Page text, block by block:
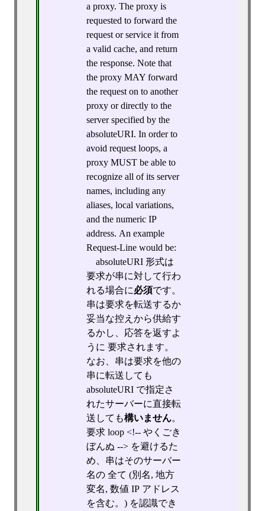
a proxy. The proxy is
requested to forward the
request or service it from
a valid cache, and return
the response. Note that
the proxy MAY forward
the request on to another
proxy or directly to the
server specified by the
absoluteURI. In order to
avoid request loops, a
proxy MUST be able to
recognize all of its server
names, including any
aliases, local variations,
and the numeric IP
address. An example
Request-Line would be:
absoluteURI 形式は
要求が串に対して行わ
れる場合に必須です。
串は要求を転送するか
妥当な控えから供給す
るかし、応答を返すよ
うに 要求されます。
なお、串は要求を他の
串に転送しても
absoluteURI で指定さ
れたサーバーに直接転
送しても構いません。
要求 loop <!-- やくごき
ぼんぬ --> を避けるた
め、串はそのサーバー
名の 全て (別名, 地方
変名, 数値 IP アドレス
を含む。) を認識でき